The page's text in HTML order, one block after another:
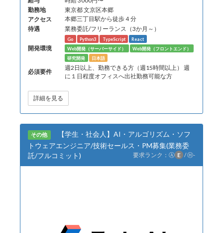
勤務地
東京都 文京区本郷
アクセス
本郷三丁目駅から徒歩４分
待遇 業務委託/フリーランス（3か月～）
開発環境
Go Python3 TypeScript
React
Web開発（サーバーサイド）
Web開発（フロントエンド）
研究開発
日本語
必須要件
週2日以上、勤務できる方（週15時間以上） 週
に１日程度オフィスへ出社勤務可能な方
詳細を見る
その他
【学生・社会人】AI・アルゴリズム・ソフ
トウェアエンジニア/技術セールス・PM募集(業務委
託/フルコミット)
要求ランク： Ⓐ E /Ⓗ-